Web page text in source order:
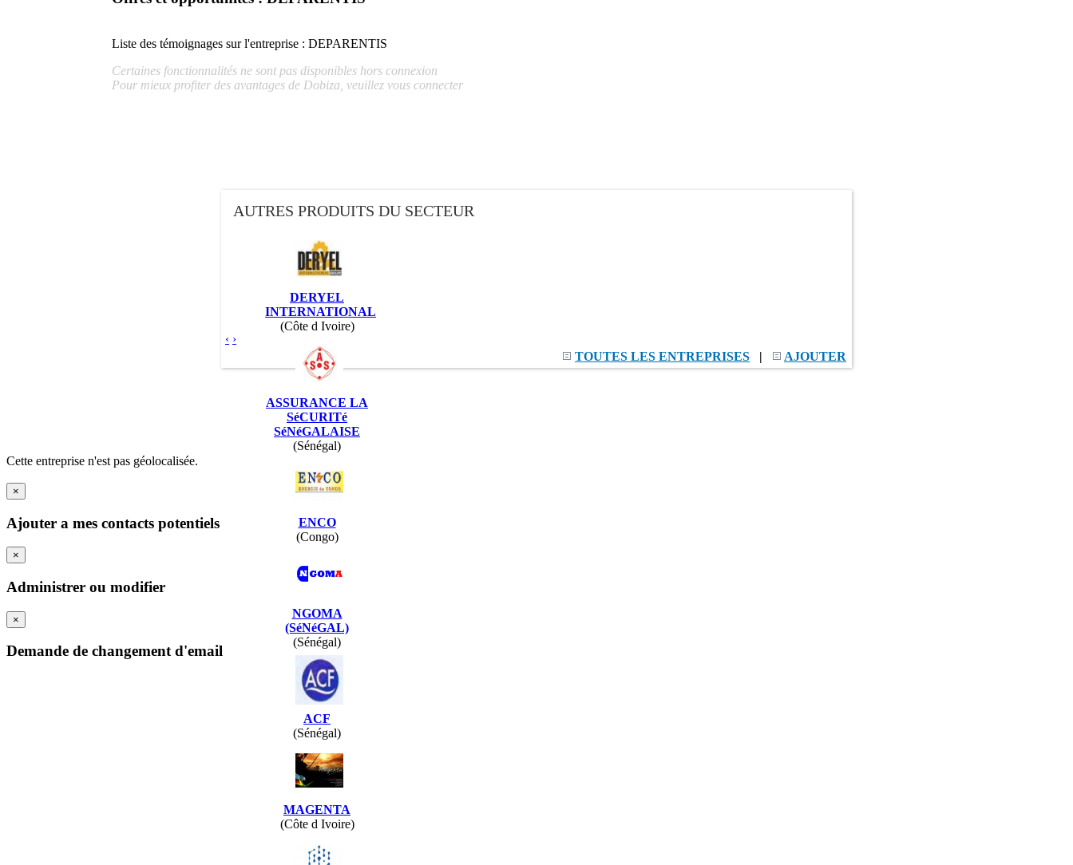
Liste des témoignages sur l'entreprise : DEPARENTIS
Certaines fonctionnalités ne sont pas disponibles hors connexion
Pour mieux profiter des avantages de Dobiza, veuillez vous connecter
AUTRES PRODUITS DU SECTEUR
DERYEL
INTERNATIONAL
(Côte d Ivoire)
ASSURANCE LA
SéCURITé
SéNéGALAISE
(Sénégal)
ENCO
(Congo)
NGOMA
(SéNéGAL)
(Sénégal)
ACF
(Sénégal)
MAGENTA
(Côte d Ivoire)
TOUTES LES ENTREPRISES | AJOUTER
‹ ›
Cette entreprise n'est pas géolocalisée.
×
Ajouter a mes contacts potentiels
×
Administrer ou modifier
×
Demande de changement d'email